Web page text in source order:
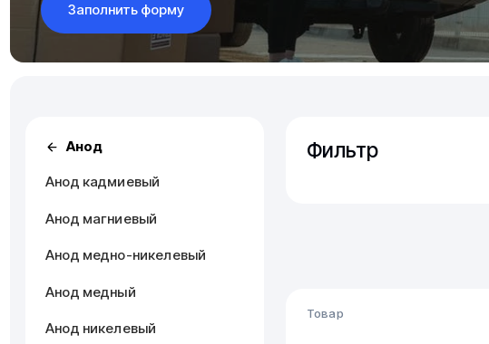
Заполнить форму
Анод
Анод кадмиевый
Анод магниевый
Анод медно-никелевый
Анод медный
Анод никелевый
Фильтр
Товар